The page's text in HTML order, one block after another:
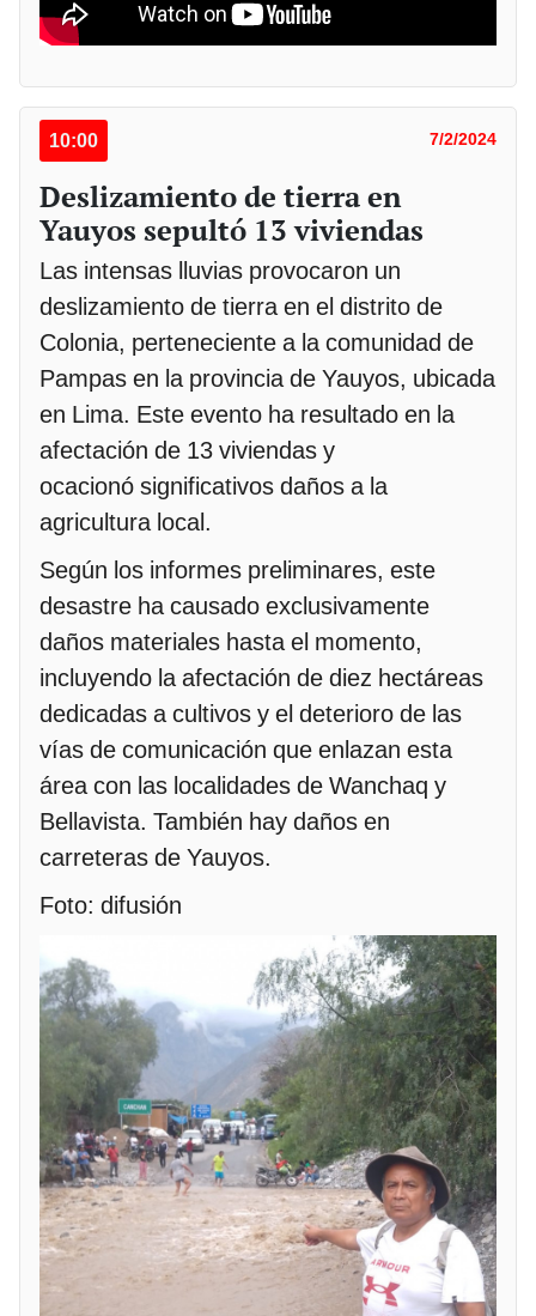
10:00 7/2/2024
Deslizamiento de tierra en
Yauyos sepultó 13 viviendas
Las intensas lluvias provocaron un
deslizamiento de tierra en el distrito de
Colonia, perteneciente a la comunidad de
Pampas en la provincia de Yauyos, ubicada
en Lima. Este evento ha resultado en la
afectación de 13 viviendas y
ocacionó significativos daños a la
agricultura local.
Según los informes preliminares, este
desastre ha causado exclusivamente
daños materiales hasta el momento,
incluyendo la afectación de diez hectáreas
dedicadas a cultivos y el deterioro de las
vías de comunicación que enlazan esta
área con las localidades de Wanchaq y
Bellavista. También hay daños en
carreteras de Yauyos.
Foto: difusión